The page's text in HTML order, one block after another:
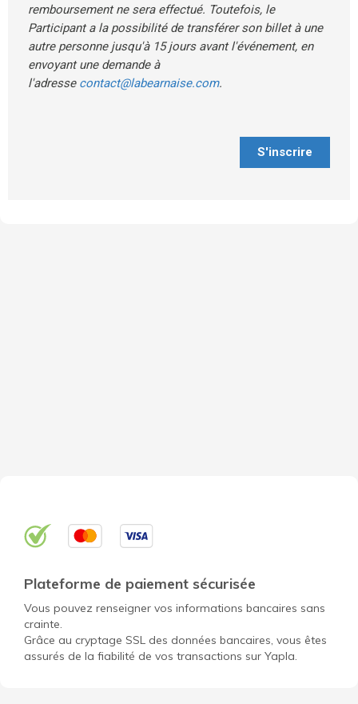
remboursement ne sera effectué. Toutefois, le
Participant a la possibilité de transférer son billet à une
autre personne jusqu'à 15 jours avant l'événement, en
envoyant une demande à
l'adresse contact@labearnaise.com.
S'inscrire
Plateforme de paiement sécurisée
Vous pouvez renseigner vos informations bancaires sans
crainte.
Grâce au cryptage SSL des données bancaires, vous êtes
assurés de la fiabilité de vos transactions sur Yapla.